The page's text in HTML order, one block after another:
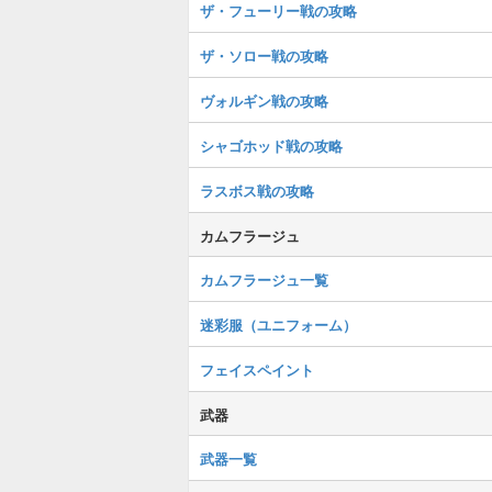
ザ・フューリー戦の攻略
ザ・ソロー戦の攻略
ヴォルギン戦の攻略
シャゴホッド戦の攻略
ラスボス戦の攻略
カムフラージュ
カムフラージュ一覧
迷彩服（ユニフォーム）
フェイスペイント
武器
武器一覧